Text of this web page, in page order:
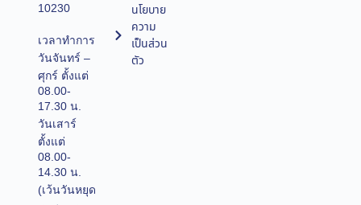
10230
เวลาทำการ
วันจันทร์ –
ศุกร์ ตั้งแต่
08.00-
17.30 น.
วันเสาร์
ตั้งแต่
08.00-
14.30 น.
(เว้นวันหยุด
นโยบาย
ความ
เป็นส่วน
ตัว